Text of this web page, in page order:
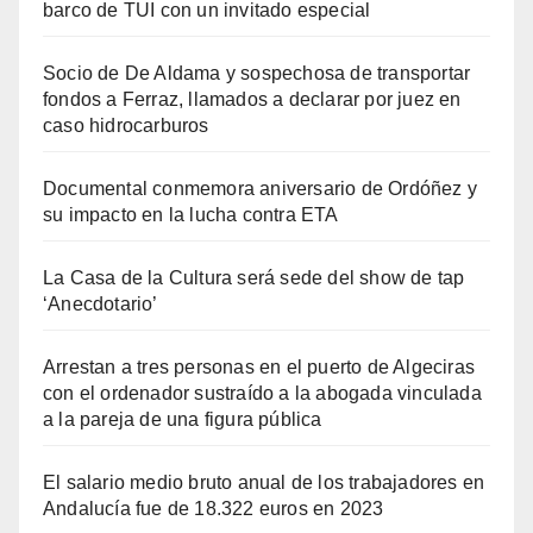
barco de TUI con un invitado especial
Socio de De Aldama y sospechosa de transportar
fondos a Ferraz, llamados a declarar por juez en
caso hidrocarburos
Documental conmemora aniversario de Ordóñez y
su impacto en la lucha contra ETA
La Casa de la Cultura será sede del show de tap
‘Anecdotario’
Arrestan a tres personas en el puerto de Algeciras
con el ordenador sustraído a la abogada vinculada
a la pareja de una figura pública
El salario medio bruto anual de los trabajadores en
Andalucía fue de 18.322 euros en 2023